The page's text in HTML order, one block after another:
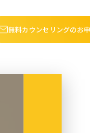
無料カウンセリングのお